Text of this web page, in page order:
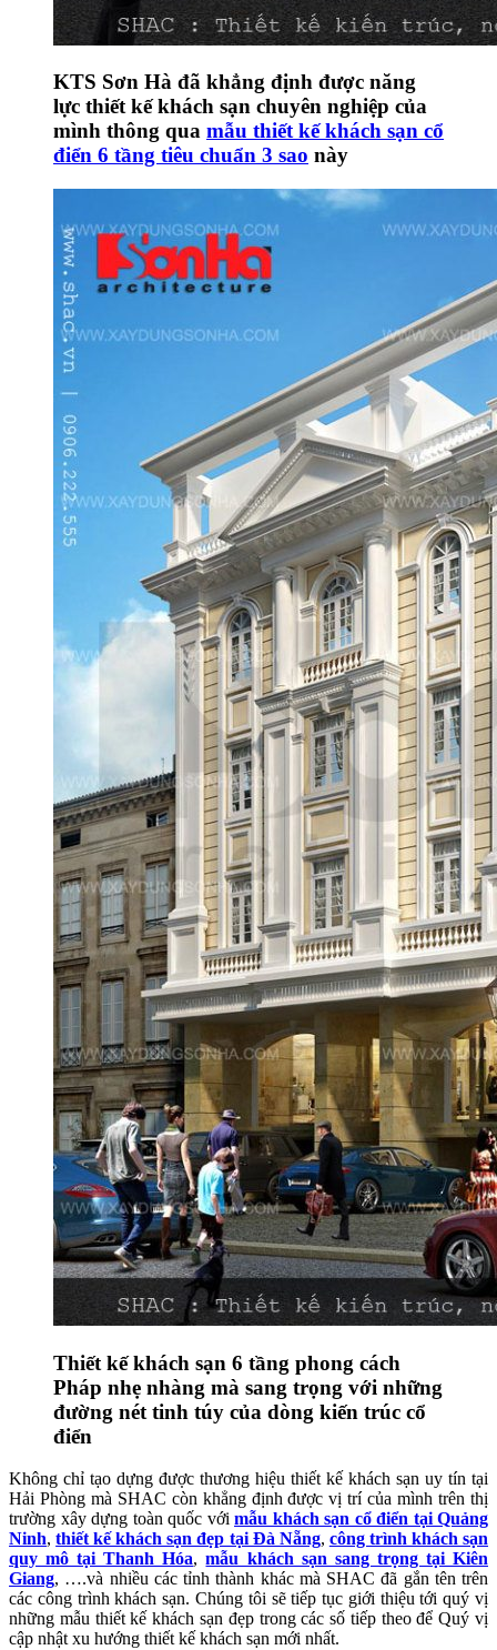
KTS Sơn Hà đã khẳng định được năng
lực thiết kế khách sạn chuyên nghiệp của
mình thông qua mẫu thiết kế khách sạn cổ
điển 6 tầng tiêu chuẩn 3 sao này
Thiết kế khách sạn 6 tầng phong cách
Pháp nhẹ nhàng mà sang trọng với những
đường nét tinh túy của dòng kiến trúc cổ
điển
Không chỉ tạo dựng được thương hiệu thiết kế khách sạn uy tín tại
Hải Phòng mà SHAC còn khẳng định được vị trí của mình trên thị
trường xây dựng toàn quốc với mẫu khách sạn cổ điển tại Quảng
Ninh,thiết kế khách sạn đẹp tại Đà Nẵng, công trình khách sạn
quy mô tại Thanh Hóa,mẫu khách sạn sang trọng tại Kiên
Giang, ….và nhiều các tỉnh thành khác mà SHAC đã gắn tên trên
các công trình khách sạn. Chúng tôi sẽ tiếp tục giới thiệu tới quý vị
những mẫu thiết kế khách sạn đẹp trong các số tiếp theo để Quý vị
cập nhật xu hướng thiết kế khách sạn mới nhất.